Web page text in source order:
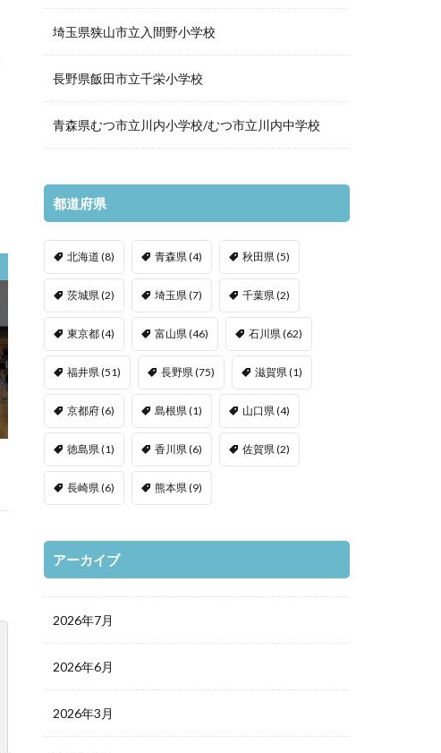
埼玉県狭山市立入間野小学校
長野県飯田市立千栄小学校
青森県むつ市立川内小学校/むつ市立川内中学校
都道府県
北海道 (8) 青森県(4) 秋田県(5)
茨城県(2) 埼玉県(7) 千葉県(2)
東京都(4) 富山県(46) 石川県(62)
福井県(51) 長野県(75) 滋賀県(1)
京都府(6) 島根県(1) 山口県(4)
徳島県(1) 香川県(6) 佐賀県(2)
長崎県(6) 熊本県(9)
アーカイブ
2026年7月
2026年6月
2026年3月